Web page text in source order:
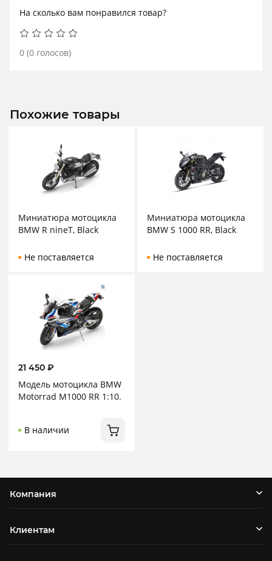
На сколько вам понравился товар?
0 (0 голосов)
Похожие товары
Миниатюра мотоцикла
BMW R nineT, Black
Не поставляется
Миниатюра мотоцикла
BMW S 1000 RR, Black
Не поставляется
21 450 ₽
Модель мотоцикла BMW
Motorrad M1000 RR 1:10.
В наличии
Компания
Клиентам